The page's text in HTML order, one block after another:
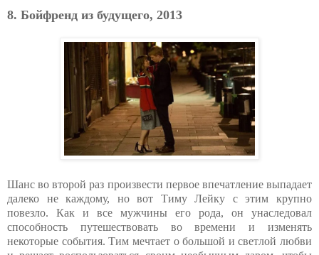
8. Бойфренд из будущего, 2013
Шанс во второй раз произвести первое впечатление выпадает
далеко не каждому, но вот Тиму Лейку с этим крупно
повезло. Как и все мужчины его рода, он унаследовал
способность путешествовать во времени и изменять
некоторые события. Тим мечтает о большой и светлой любви